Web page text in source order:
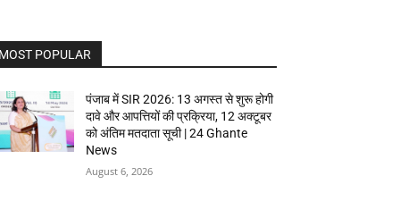
MOST POPULAR
पंजाब में SIR 2026: 13 अगस्त से शुरू होगी
दावे और आपत्तियों की प्रक्रिया, 12 अक्टूबर
को अंतिम मतदाता सूची | 24 Ghante
News
August 6, 2026